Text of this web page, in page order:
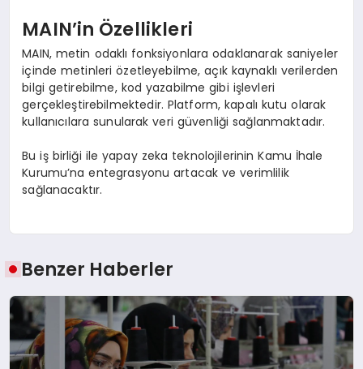
MAIN’in Özellikleri
MAIN, metin odaklı fonksiyonlara odaklanarak saniyeler
içinde metinleri özetleyebilme, açık kaynaklı verilerden
bilgi getirebilme, kod yazabilme gibi işlevleri
gerçekleştirebilmektedir. Platform, kapalı kutu olarak
kullanıcılara sunularak veri güvenliği sağlanmaktadır.
Bu iş birliği ile yapay zeka teknolojilerinin Kamu İhale
Kurumu’na entegrasyonu artacak ve verimlilik
sağlanacaktır.
Benzer Haberler